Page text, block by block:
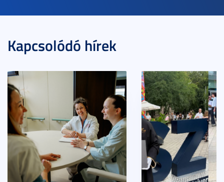
Kapcsolódó hírek